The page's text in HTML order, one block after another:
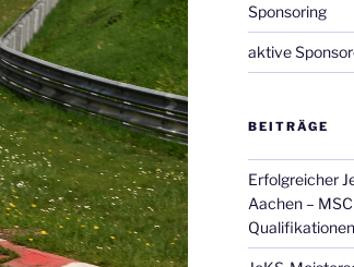
Sponsoring
aktive
BEITRÄGE
Erfolgreicher
Aachen –